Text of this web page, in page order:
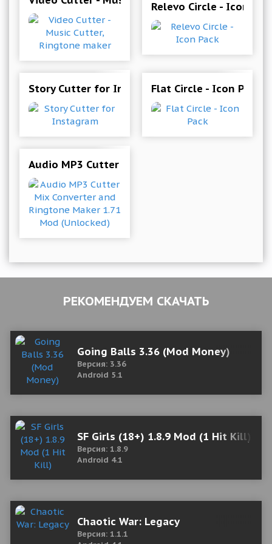
Relevo Circle - Icon
Story Cutter for InstagramFlat Circle - Icon Pack
Audio MP3 Cutter Mix Converter and Ringtone
РЕКОМЕНДУЕМ СКАЧАТЬ
Going Balls 3.36 (Mod Money)
Версия: 3.36
Android 5.1
SF Girls (18+) 1.8.9 Mod (1 Hit Kill)
Версия: 1.8.9
Android 4.1
Chaotic War: Legacy
Версия: 1.1.1